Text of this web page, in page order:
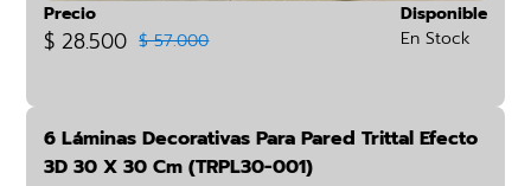
Precio
$ 28.500 $ 57.000
Disponible
En Stock
6 Láminas Decorativas Para Pared Trittal Efecto
3D 30 X 30 Cm (TRPL30-001)